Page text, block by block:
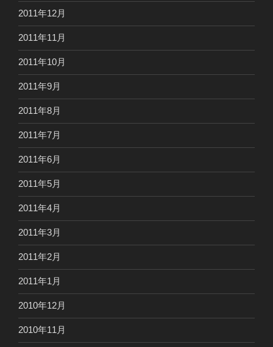
2011年12月
2011年11月
2011年10月
2011年9月
2011年8月
2011年7月
2011年6月
2011年5月
2011年4月
2011年3月
2011年2月
2011年1月
2010年12月
2010年11月